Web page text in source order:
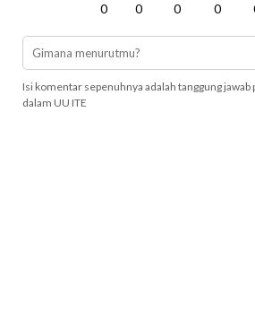
0 0 0 0
Isi komentar sepenuhnya adalah tanggung jawab
dalam UU ITE